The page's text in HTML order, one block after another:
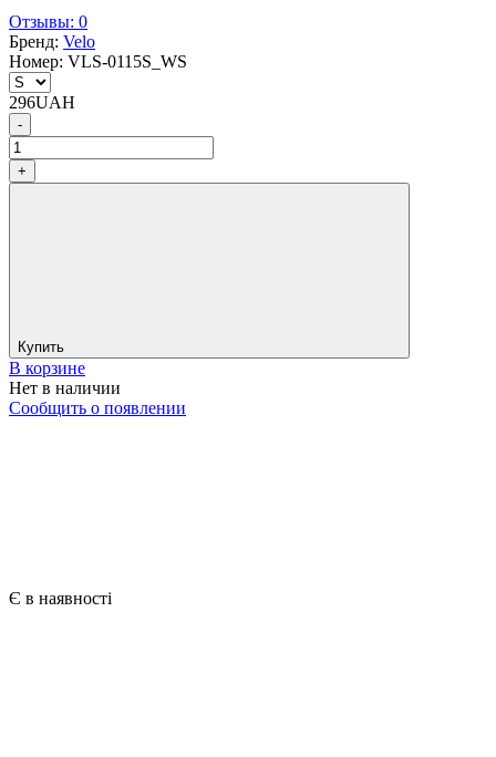
Отзывы: 0
Бренд: Velo
Номер: VLS-0115S_WS
296UAH
-
+
Купить
В корзине
Нет в наличии
Сообщить о появлении
Є в наявності